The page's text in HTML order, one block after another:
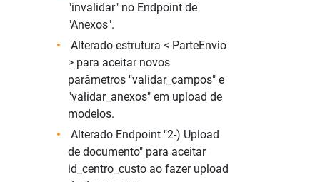
"invalidar" no Endpoint de
"Anexos".
Alterado estrutura < ParteEnvio
> para aceitar novos
parâmetros "validar_campos" e
"validar_anexos" em upload de
modelos.
Alterado Endpoint "2-) Upload
de documento" para aceitar
id_centro_custo ao fazer upload